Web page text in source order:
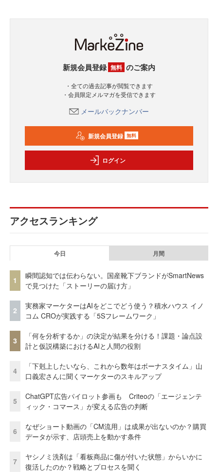
新規会員登録 無料 のご案内
・全ての過去記事が閲覧できます
・会員限定メルマガを受信できます
メールバックナンバー
新規会員登録 無料
ログイン
アクセスランキング
今日 月間
1
瞬間認知では伝わらない。国産靴下ブランドがSmartNews
で見つけた「ストーリーの届け方」
2
実務家マーケターはAIをどこでどう使う？積水ハウス イノ
コム CROが実践する「5Sフレームワーク」
3
「何を分析するか」の決定が結果を分ける！課題・論点設
計と仮説構築におけるAIと人間の役割
4
「下剋上したいなら、これから数年はボーナスタイム」山
口義宏さんに聞くマーケターのスキルアップ
5
ChatGPT広告パイロット参画も Criteoの「エージェンテ
ィック・コマース」が変える広告の判断
6
なぜショート動画の「CM流用」は成果が出ないのか？購買
データが示す、店頭売上を動かす条件
7
ヤシノミ洗剤は「看板商品に傷が付いた状態」からいかに
復活したのか？戦略とプロセスを聞く